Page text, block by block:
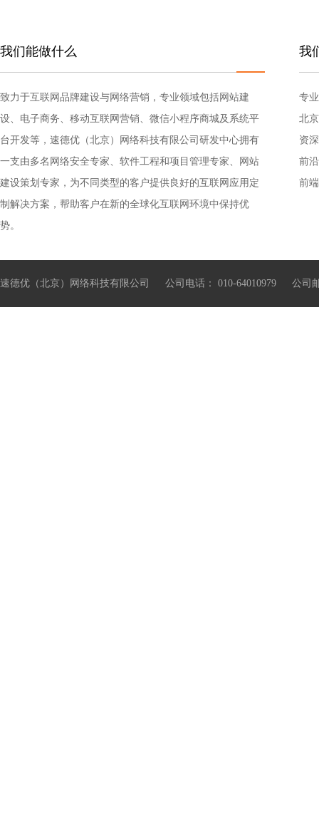
我们能做什么
致力于互联网品牌建设与网络营销，专业领域包括网站建
设、电子商务、移动互联网营销、微信小程序商城及系统平
台开发等，速德优（北京）网络科技有限公司研发中心拥有
一支由多名网络安全专家、软件工程和项目管理专家、网站
建设策划专家，为不同类型的客户提供良好的互联网应用定
制解决方案，帮助客户在新的全球化互联网环境中保持优
势。
我
专
北
资
前
前
速德优（北京）网络科技有限公司 公司电话： 010-64010979 公司